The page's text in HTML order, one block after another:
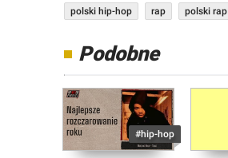
polski hip-hop rap polski rap
Podobne
#hip-hop